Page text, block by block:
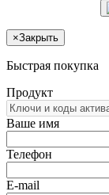
×Закрыть
Быстрая покупка
Продукт
Ваше имя
Телефон
E-mail